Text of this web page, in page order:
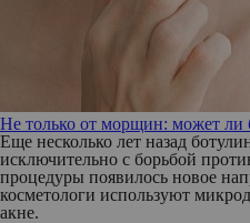
Не только от морщин: может ли
Еще несколько лет назад
исключительно с борьбой
процедуры появилось новое
косметологи используют
акне.